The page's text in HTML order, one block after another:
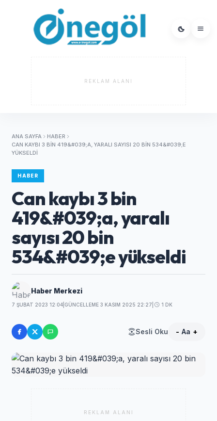
REKLAM ALANI
ANA SAYFA
HABER
CAN KAYBI 3 BIN 419&#039;A, YARALI SAYISI 20 BIN 534&#039;E
YÜKSELDI
HABER
Can kaybı 3 bin
419&#039;a, yaralı
sayısı 20 bin
534&#039;e yükseldi
Haber Merkezi
7 ŞUBAT 2023 12:04 GÜNCELLEME 3 KASIM 2025 22:27 1 DK
Sesli Oku - Aa +
REKLAM ALANI